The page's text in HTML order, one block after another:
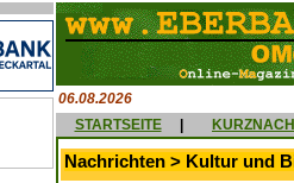
06.08.2026
STARTSEITE
Nachrichten > Kultur und